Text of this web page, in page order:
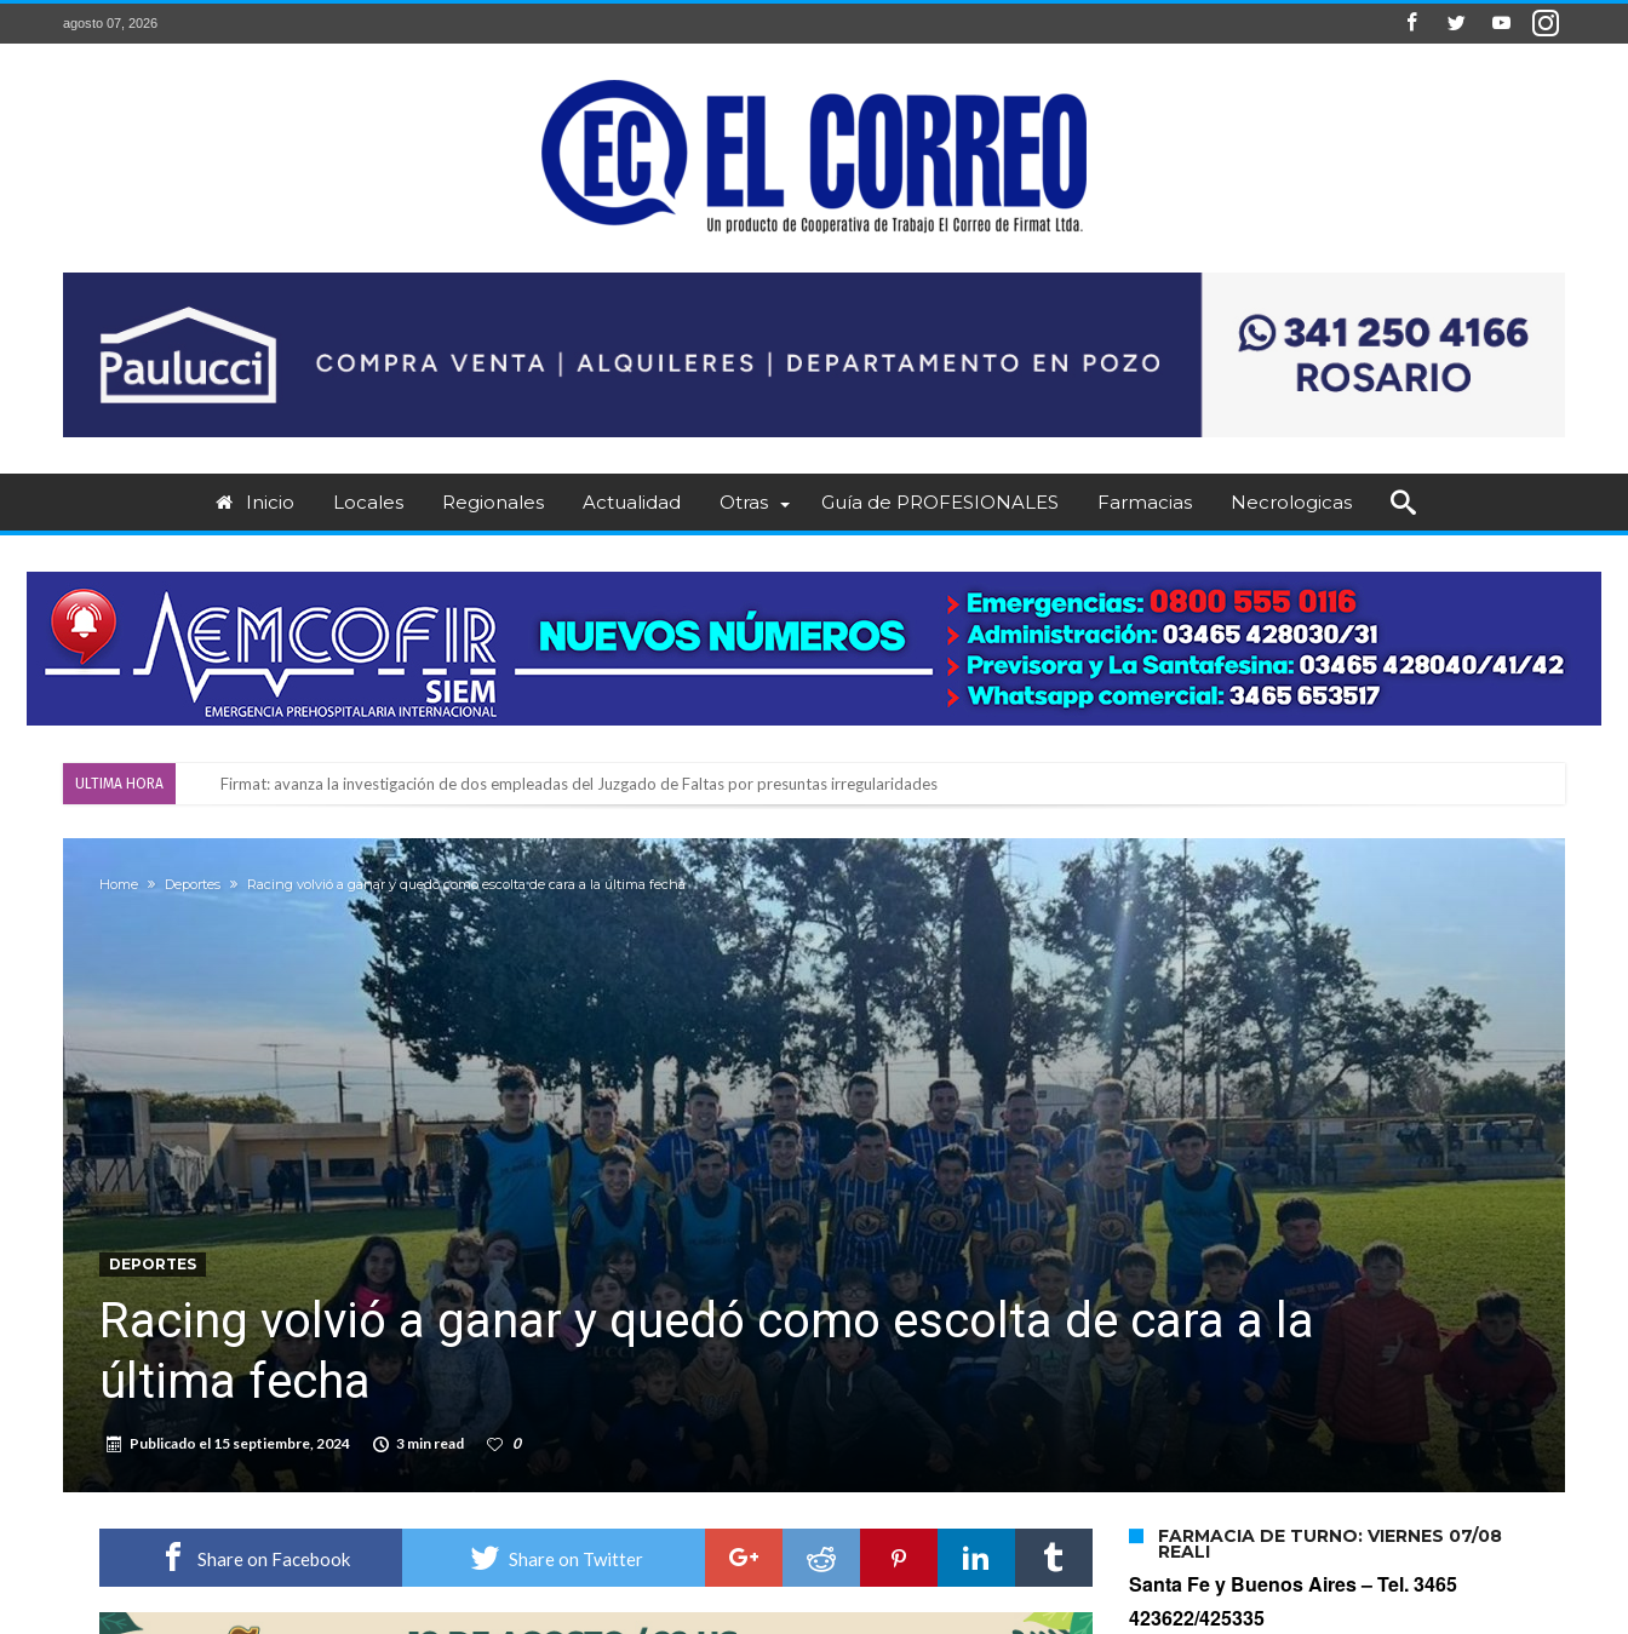
agosto 07, 2026
Inicio Locales Regionales Actualidad Otras Guía de PROFESIONALES Farmacias Necrologicas
ULTIMA HORA Firmat: avanza la investigación de dos empleadas del Juzgado de Faltas por presuntas irregularidades
Violento robo en la zona rural de Firmat: maniataron a una pareja de adultos mayores
Colecta solidaria de juguetes en Firmat para el EPI y el Hospital Vilela
Firmat: “Codo a codo” lanza una campaña de recolección de golosinas para agasajar a los niños en su día
Vuelve el básquet: este viernes arranca el Clausura con agenda confirmada y planteles renovados
Güemes y Mariano Vera
Alerta meteorológico: el SMN advierte por tormentas fuertes y ráfagas que podrían superar los 80 km/h
¿Llega un “Súper Niño”?: De Benedictis aclara los mitos y analiza el impacto real en la región
Cañada del Ucle se prepara para la 5ª edición de la Expo Dose
Home Deportes Racing volvió a ganar y quedó como escolta de cara a la última fecha
DEPORTES
Racing volvió a ganar y quedó como escolta de cara a la
última fecha
Publicado el 15 septiembre, 2024 3 min read 0
Share on Facebook Share on Twitter
FARMACIA DE TURNO: VIERNES 07/08
REALI
Santa Fe y Buenos Aires –Tel. 3465
423622/425335